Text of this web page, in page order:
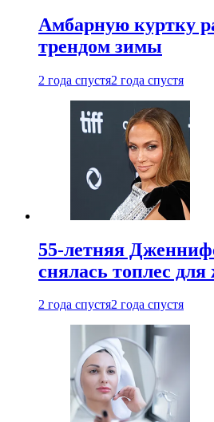
Амбарную куртку
трендом зимы
2 года спустя2 года спустя
55-летняя
снялась топлес
2 года спустя2 года спустя